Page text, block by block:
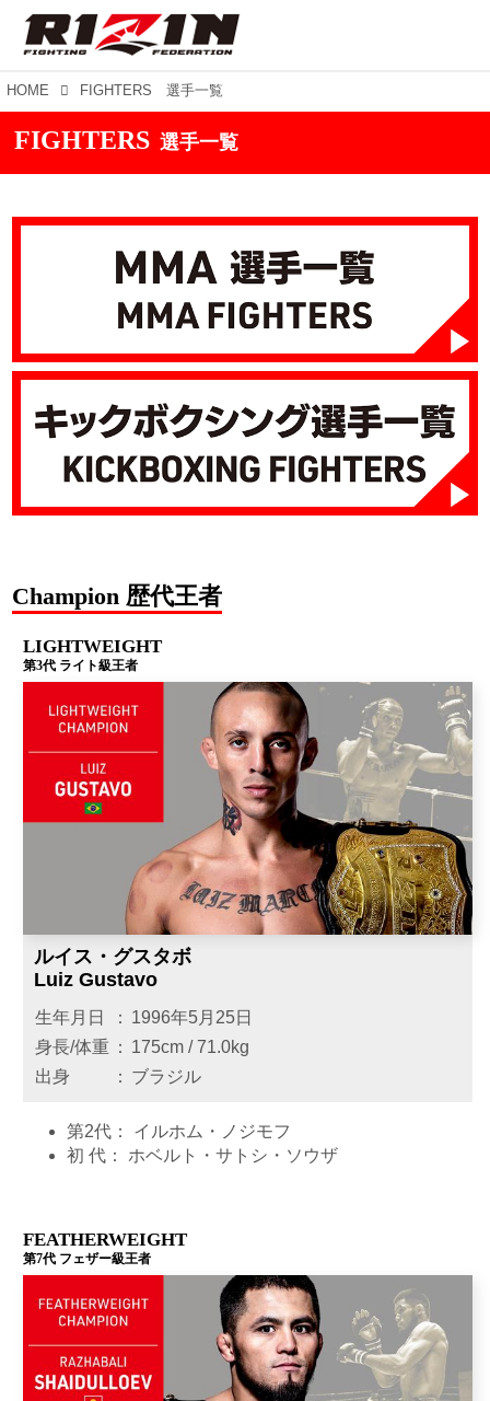
HOME FIGHTERS 選手一覧
FIGHTERS 選手一覧
Champion 歴代王者
LIGHTWEIGHT
第3代 ライト級王者
ルイス・グスタボ
Luiz Gustavo
生年月日 ： 1996年5月25日
身長/体重 ： 175cm / 71.0kg
出身
： ブラジル
第2代：
イルホム・ノジモフ
初 代：
ホベルト・サトシ・ソウザ
FEATHERWEIGHT
第7代 フェザー級王者